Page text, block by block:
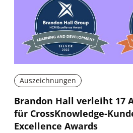
Auszeichnungen
Brandon Hall verleiht 17
für CrossKnowledge-
Excellence Awards